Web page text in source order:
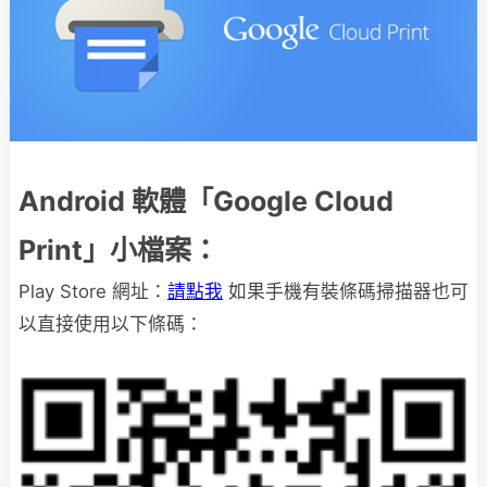
Android 軟體「Google Cloud
Print」小檔案：
Play Store 網址： 請點我 如果手機有裝條碼掃描器也可
以直接使用以下條碼：